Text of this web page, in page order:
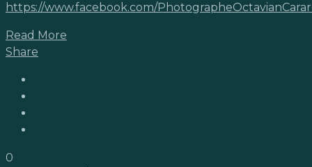
https://www.facebook.com/
Read More
Share
0